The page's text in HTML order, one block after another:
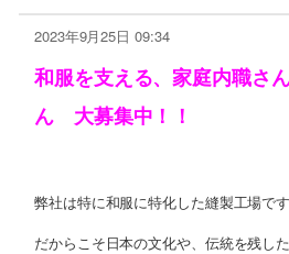
2023年9月25日 09:34
和服を支える、家庭内職さ
ん 大募集中！！
弊社は特に和服に特化した縫製工場です
だからこそ日本の文化や、伝統を残し